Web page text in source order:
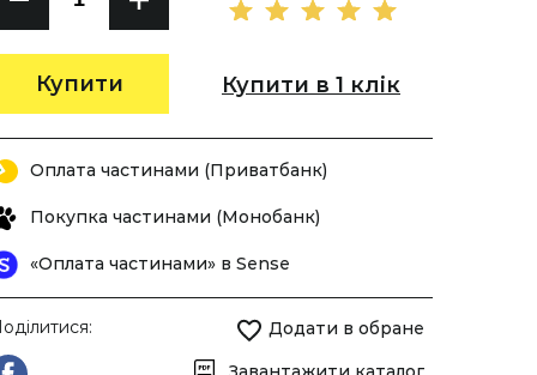
Купити Купити в 1 клік
Оплата частинами (Приватбанк)
Покупка частинами (Монобанк)
«Оплата частинами» в Sense
Додати в обране